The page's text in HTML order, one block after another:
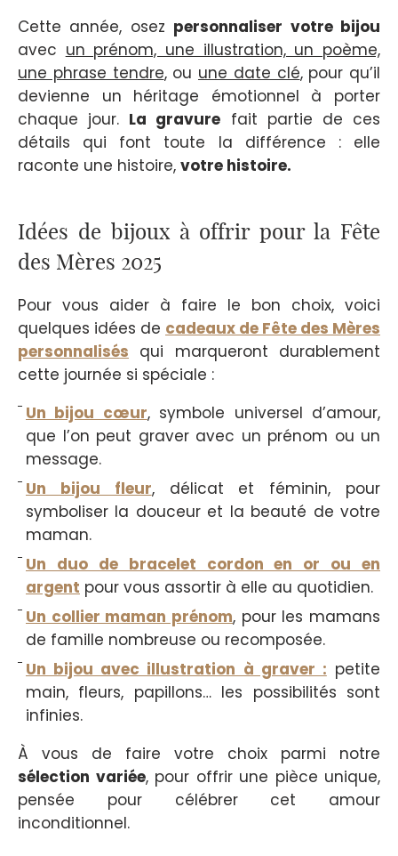
Cette année, osez personnaliser votre bijou
avec un prénom, une illustration, un poème,
une phrase tendre, ou une date clé, pour qu’il
devienne un héritage émotionnel à porter
chaque jour. La gravure fait partie de ces
détails qui font toute la différence : elle
raconte une histoire, votre histoire.
Idées de bijoux à offrir pour la Fête
des Mères 2025
Pour vous aider à faire le bon choix, voici
quelques idées de cadeaux de Fête des Mères
personnalisés qui marqueront durablement
cette journée si spéciale :
Un bijou cœur, symbole universel d’amour,
que l’on peut graver avec un prénom ou un
message.
Un bijou fleur, délicat et féminin, pour
symboliser la douceur et la beauté de votre
maman.
Un duo de bracelet cordon en or ou en
argent pour vous assortir à elle au quotidien.
Un collier maman prénom, pour les mamans
de famille nombreuse ou recomposée.
Un bijou avec illustration à graver : petite
main, fleurs, papillons… les possibilités sont
infinies.
À vous de faire votre choix parmi notre
sélection variée, pour offrir une pièce unique,
pensée pour célébrer cet amour
inconditionnel.